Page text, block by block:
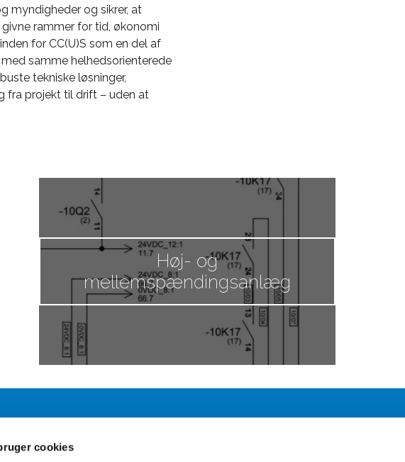
cookies
myndigheder og sikrer, at
rammer for tid, økonomi
for CC(U)S som en del af
samme helhedsorienterede
tekniske løsninger,
fra projekt til drift – uden at
Høj- og
mellemspændingsanlæg